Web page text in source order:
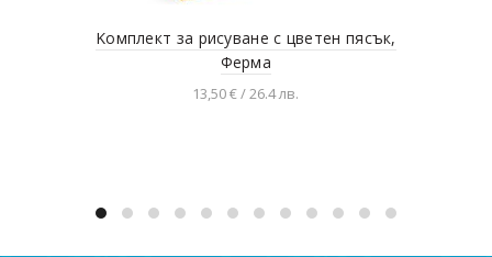
Kомплект за рисуване с цветен пясък,
Ферма
13,50 € / 26.4 лв.